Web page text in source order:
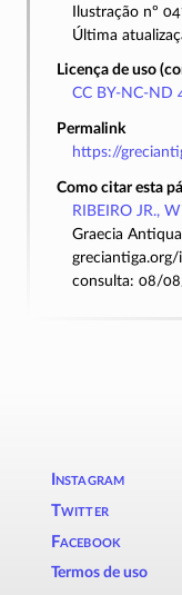
Ilustração nº
Última
Licença de uso
CC BY-NC-ND
Permalink
https://
Como citar esta
RIBEIRO JR.,
Graecia
greciantiga.org/
consulta: 08/
Instagram
Twitter
Facebook
Termos de uso